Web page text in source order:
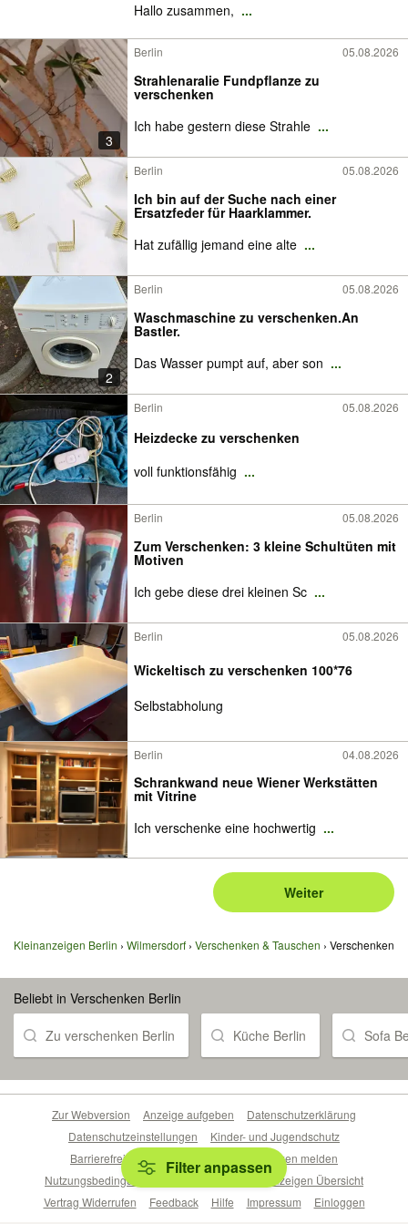
Hallo zusammen, ...
3
Berlin 05.08.2026
Strahlenaralie Fundpflanze zu
verschenken
Ich habe gestern diese Strahle ...
Berlin 05.08.2026
Ich bin auf der Suche nach einer
Ersatzfeder für Haarklammer.
Hat zufällig jemand eine alte ...
2
Berlin 05.08.2026
Waschmaschine zu verschenken.An
Bastler.
Das Wasser pumpt auf, aber son ...
Berlin 05.08.2026
Heizdecke zu verschenken
voll funktionsfähig ...
Berlin 05.08.2026
Zum Verschenken: 3 kleine Schultüten mit
Motiven
Ich gebe diese drei kleinen Sc ...
Berlin 05.08.2026
Wickeltisch zu verschenken 100*76
Selbstabholung
Berlin 04.08.2026
Schrankwand neue Wiener Werkstätten
mit Vitrine
Ich verschenke eine hochwertig ...
Weiter
Kleinanzeigen Berlin Wilmersdorf Verschenken & Tauschen Verschenken
Beliebt in Verschenken Berlin
Zu verschenken Berlin Küche Berlin Sofa
Filter anpassen
Zur Webversion Anzeige aufgeben
Datenschutzerklärung
Datenschutzeinstellungen
Kinder- und Jugendschutz
Barrierefreiheitserklärung
Sicherheitslücken melden
Nutzungsbedingungen
Beliebte Suchen
Anzeigen Übersicht
Vertrag Widerrufen
Feedback Hilfe Impressum Einloggen